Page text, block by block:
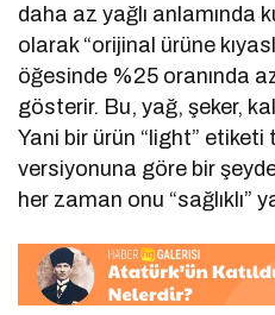
daha az yağlı anlamında
olarak “orijinal ürüne
öğesinde %25 oranında
gösterir. Bu, yağ, şeker,
Yani bir ürün “light” etiketi
versiyonuna göre bir
her zaman onu “sağlıklı”